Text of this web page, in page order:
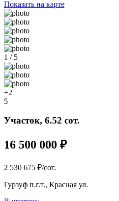
Показать на карте
1 / 5
+2
5
Участок, 6.52 сот.
16 500 000 ₽
2 530 675 ₽/сот.
Гурзуф п.г.т., Красная ул.